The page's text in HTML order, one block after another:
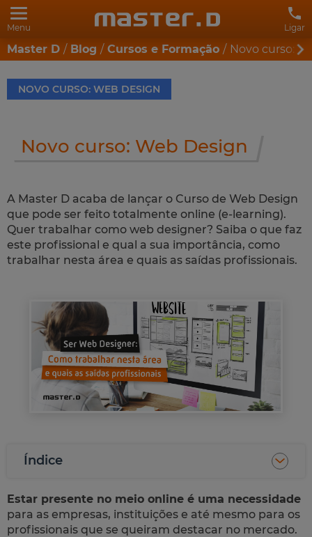
Menu Ligar
Master D Blog Cursos e Formação Novo curso:
NOVO CURSO: WEB DESIGN
Novo curso: Web Design
A Master D acaba de lançar o Curso de Web Design
que pode ser feito totalmente online (e-learning).
Quer trabalhar como web designer? Saiba o que faz
este profissional e qual a sua importância, como
trabalhar nesta área e quais as saídas profissionais.
Índice
Estar presente no meio online é uma necessidade
para as empresas, instituições e até mesmo para os
profissionais que se queiram destacar no mercado.